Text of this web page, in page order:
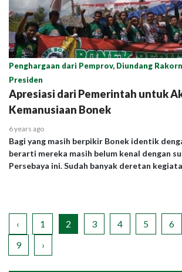
Penghargaan dari Pemprov, Diundang
Presiden
Apresiasi dari Pemerintah untuk
Kemanusiaan Bonek
6 years ago
Bagi yang masih berpikir Bonek identik
berarti mereka masih belum kenal dengan
Persebaya ini. Sudah banyak deretan
‹ 1 2 3 4 5 6
9
›